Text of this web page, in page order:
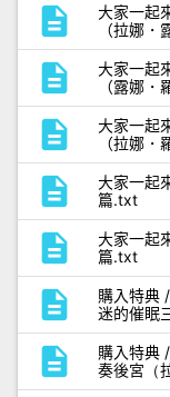
description
大家一起
（拉娜
description
大家一起
（露娜
description
大家一起
（拉娜
description
大家一起
篇.txt
description
大家一起
篇.txt
description
購入特典
迷的催眠
description
購入特典
奏後宮（